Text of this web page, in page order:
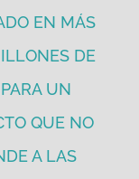
EN MÁS
DE
UN
QUE NO
A LAS